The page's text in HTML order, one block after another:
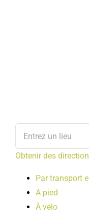
Obtenir des
Par transport
A pied
À vélo